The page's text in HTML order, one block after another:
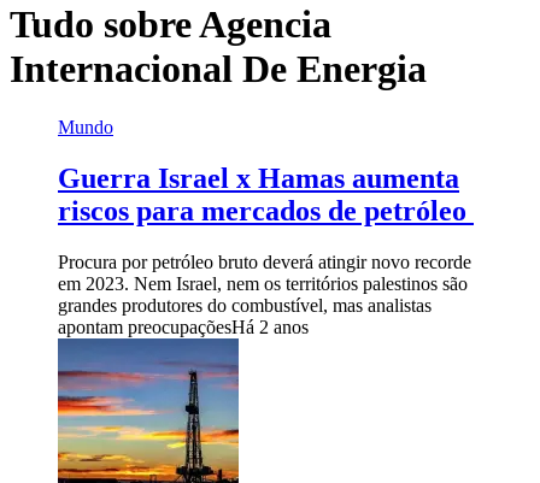
Tudo sobreAgencia
Internacional De Energia
Mundo
Guerra Israel x Hamas aumenta
riscos para mercados de petróleo
Procura por petróleo bruto deverá atingir novo recorde
em 2023. Nem Israel, nem os territórios palestinos são
grandes produtores do combustível, mas analistas
apontam preocupaçõesHá 2 anos